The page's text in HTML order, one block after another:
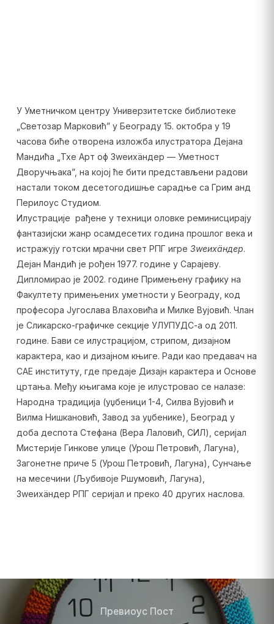
У Уметничком центру Универзитетске библиотеке
„Светозар Марковић” у Београду 15. октобра у 19
часова биће отворена изложба илустратора Дејана
Мандића „Тхе Арт оф Зwеихäндер — Уметност
Дворучњака”, на којој ће бити представљени радови
настали током десетогодишње сарадње са Грим анд
Перилоус Студиом.
Илустрације рађене у техници оловке реминисцирају
фантазијски жанр осамдесетих година прошлог века и
истражују готски мрачни свет РПГ игре Зwеихäндер.
Дејан Мандић је рођен 1977. године у Сарајеву.
Дипломирао је 2002. године Примењену графику на
Факултету примењених уметности у Београду, код
професора Југослава Влаховића и Милке Вујовић. Члан
је Сликарско-графичке секције УЛУПУДС-а од 2011.
године. Бави се илустрацијом, стрипом, дизајном
карактера, као и дизајном књиге. Ради као предавач на
САЕ институту, где предаје Дизајн карактера и Основе
цртања. Међу књигама које је илустровао се налазе:
Народна традиција (уџбеници 1-4, Силва Вујовић и
Вилма Нишкановић, Завод за уџбенике), Београд у
доба деспота Стефана (Вера Лаловић, СИЛ), серијал
Мистерије Гинкове улице (Урош Петровић, Лагуна),
Загонетне приче 5 (Урош Петровић, Лагуна), Сунчање
на месечини (Љубивоје Ршумовић, Лагуна),
Зwеихäндер РПГ серијал и преко 40 других наслова.
Превиоус Пост